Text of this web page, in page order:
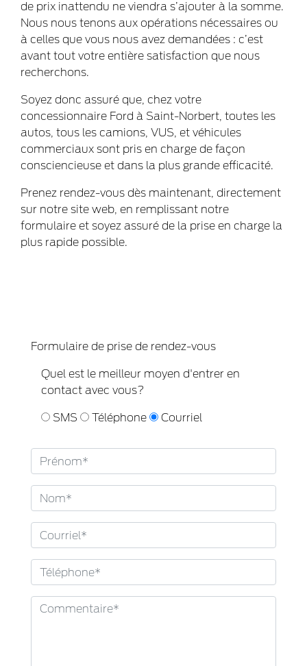
de prix inattendu ne viendra s’ajouter à la somme.
Nous nous tenons aux opérations nécessaires ou
à celles que vous nous avez demandées : c’est
avant tout votre entière satisfaction que nous
recherchons.
Soyez donc assuré que, chez votre
concessionnaire Ford à Saint-Norbert, toutes les
autos, tous les camions, VUS, et véhicules
commerciaux sont pris en charge de façon
consciencieuse et dans la plus grande efficacité.
Prenez rendez-vous dès maintenant, directement
sur notre site web, en remplissant notre
formulaire et soyez assuré de la prise en charge la
plus rapide possible.
Formulaire de prise de rendez-vous
Quel est le meilleur moyen d'entrer en
contact avec vous?
SMS Téléphone Courriel